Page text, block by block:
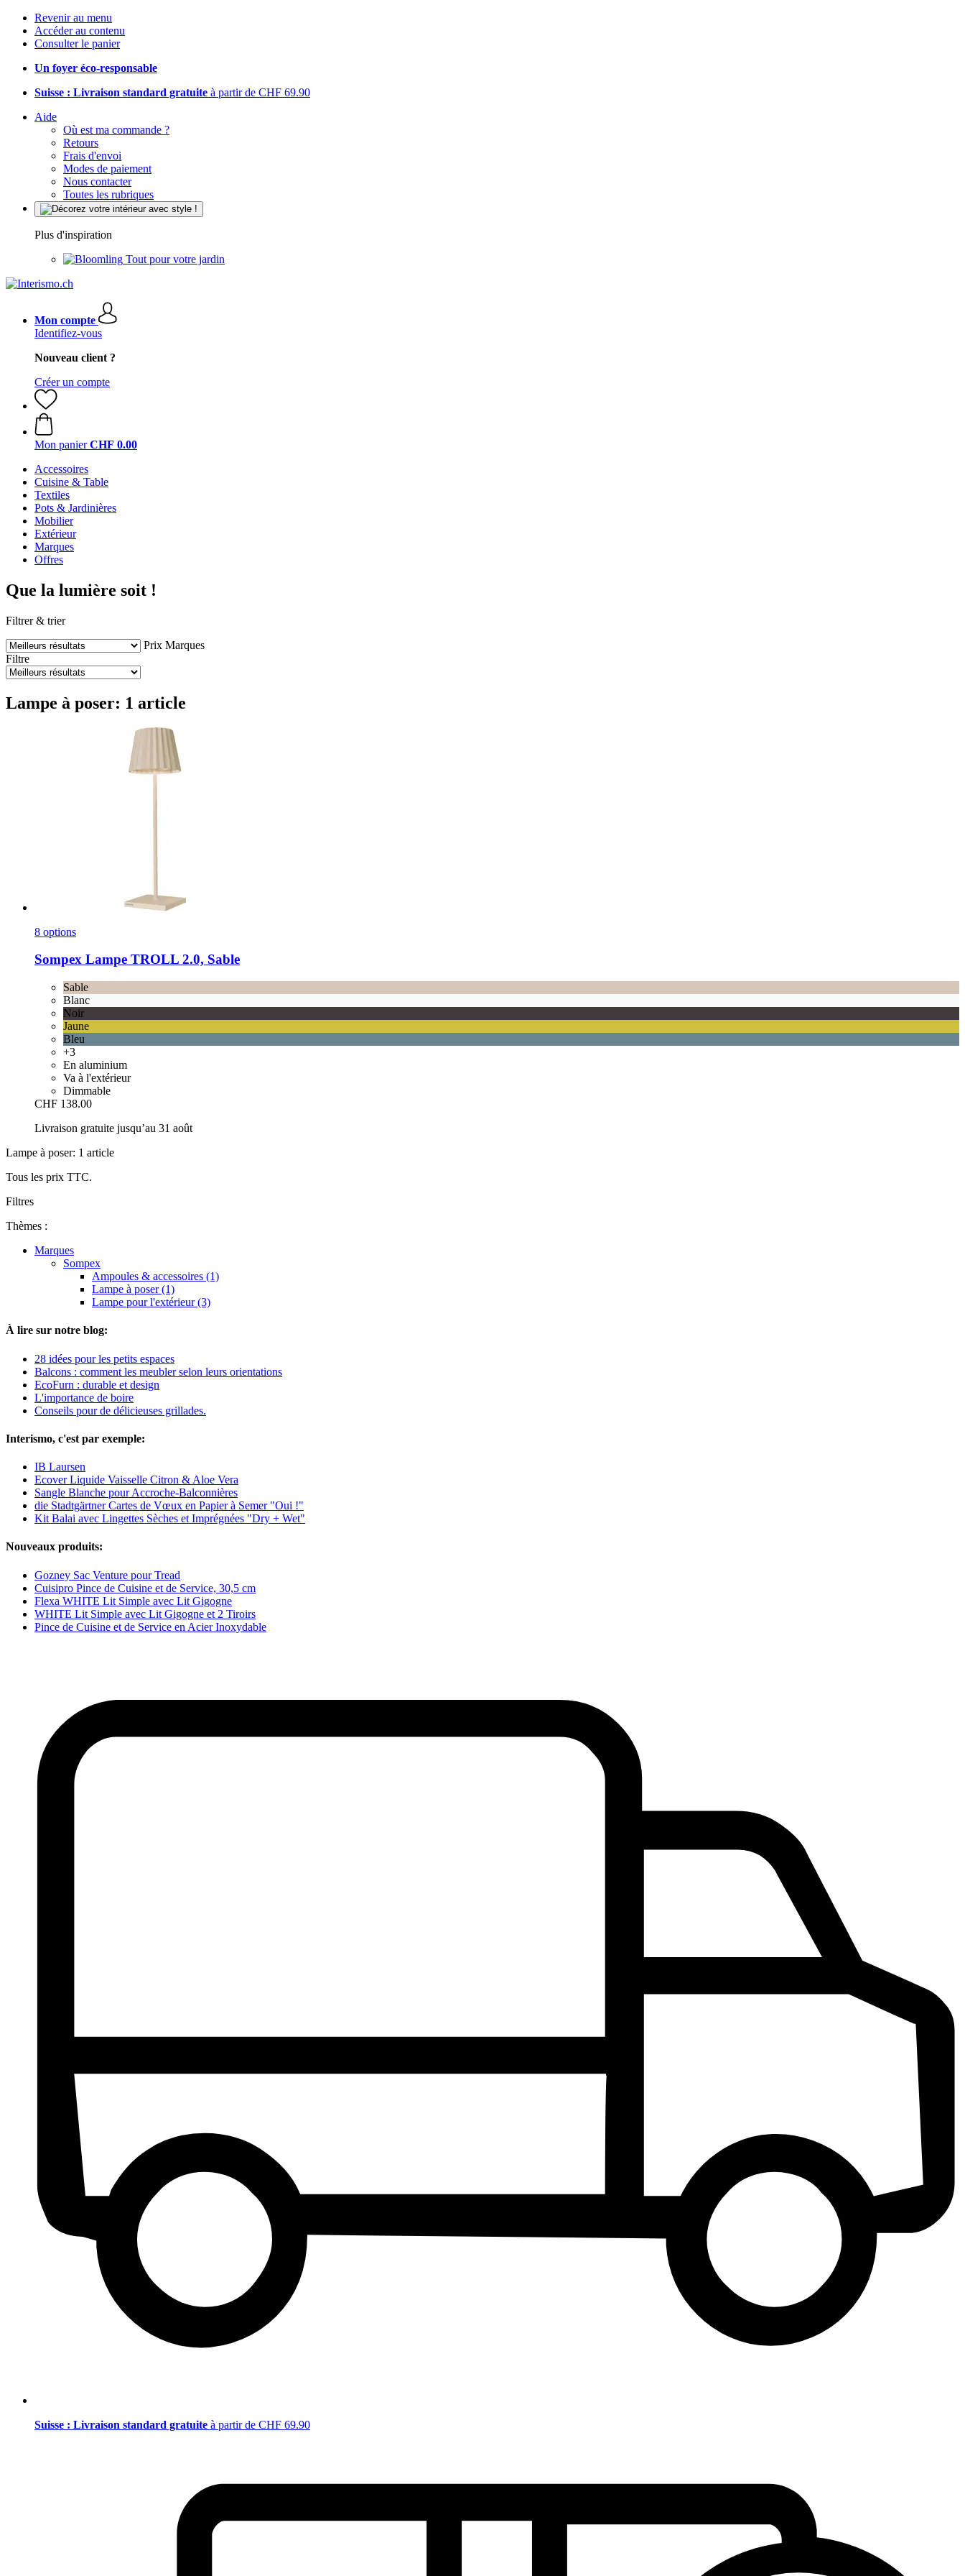
Revenir au menu
Accéder au contenu
Consulter le panier
Un foyer éco-responsable
Suisse : Livraison standard gratuite à partir de CHF 69.90
Aide
Où est ma commande ?
Retours
Frais d'envoi
Modes de paiement
Nous contacter
Toutes les rubriques
Plus d'inspiration
Tout pour votre jardin
Mon compte
Identifiez-vous
Nouveau client ?
Créer un compte
Mon panier CHF 0.00
Accessoires
Cuisine & Table
Textiles
Pots & Jardinières
Mobilier
Extérieur
Marques
Offres
Que la lumière soit !
Filtrer & trier
Prix Marques
Filtre
Lampe à poser: 1 article
8 options
Sompex Lampe TROLL 2.0, Sable
Sable
Blanc
Noir
Jaune
Bleu
+3
En aluminium
Va à l'extérieur
Dimmable
CHF 138.00
Livraison gratuite jusqu’au 31 août
Lampe à poser: 1 article
Tous les prix TTC.
Filtres
Thèmes :
Marques
Sompex
Ampoules & accessoires (1)
Lampe à poser (1)
Lampe pour l'extérieur (3)
À lire sur notre blog:
28 idées pour les petits espaces
Balcons : comment les meubler selon leurs orientations
EcoFurn : durable et design
L'importance de boire
Conseils pour de délicieuses grillades.
Interismo, c'est par exemple:
IB Laursen
Ecover Liquide Vaisselle Citron & Aloe Vera
Sangle Blanche pour Accroche-Balconnières
die Stadtgärtner Cartes de Vœux en Papier à Semer "Oui !"
Kit Balai avec Lingettes Sèches et Imprégnées "Dry + Wet"
Nouveaux produits:
Gozney Sac Venture pour Tread
Cuisipro Pince de Cuisine et de Service, 30,5 cm
Flexa WHITE Lit Simple avec Lit Gigogne
WHITE Lit Simple avec Lit Gigogne et 2 Tiroirs
Pince de Cuisine et de Service en Acier Inoxydable
Suisse : Livraison standard gratuite à partir de CHF 69.90